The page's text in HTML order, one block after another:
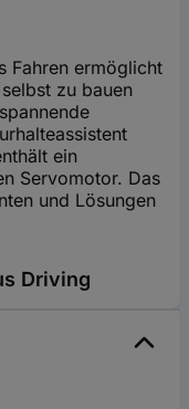
Fahren ermöglicht
zu bauen
ein
Servomotor. Das
und Lösungen
Driving